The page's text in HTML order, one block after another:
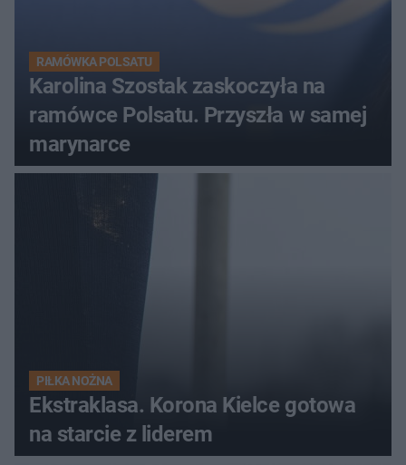
RAMÓWKA POLSATU
Karolina Szostak zaskoczyła na
ramówce Polsatu. Przyszła w samej
marynarce
PIŁKA NOŻNA
Ekstraklasa. Korona Kielce gotowa
na starcie z liderem